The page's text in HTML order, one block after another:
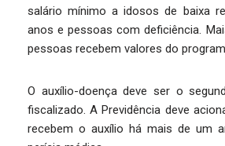
salário mínimo a idosos de baixa
anos e pessoas com deficiência.
pessoas recebem valores do
O auxílio-doença deve ser o
fiscalizado. A Previdência deve
recebem o auxílio há mais de um